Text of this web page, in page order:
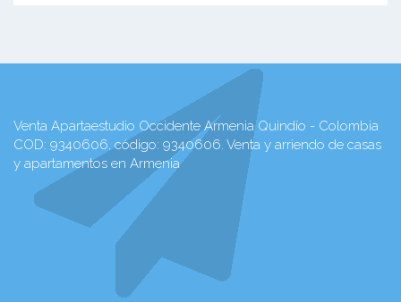
Venta Apartaestudio Occidente Armenia Quindío - Colombia
COD: 9340606, código: 9340606. Venta y arriendo de casas
y apartamentos en Armenia